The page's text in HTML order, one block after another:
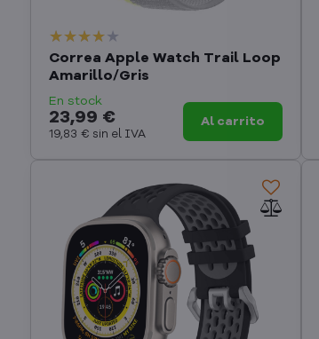
Correa Apple Watch Trail Loop
Amarillo/Gris
En stock
23,99 €
19,83 € sin el IVA
Al carrito